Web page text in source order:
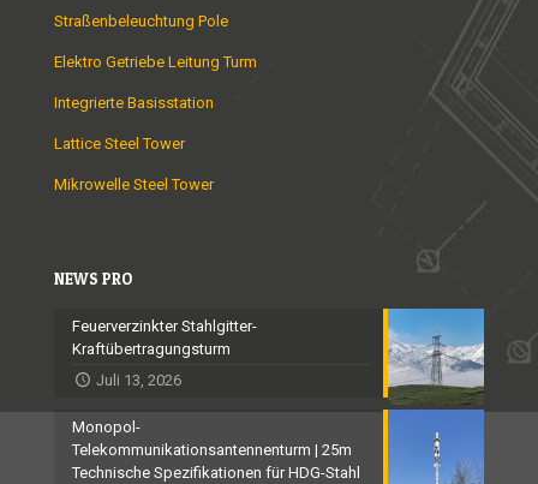
Straßenbeleuchtung Pole
Elektro Getriebe Leitung Turm
Integrierte Basisstation
Lattice Steel Tower
Mikrowelle Steel Tower
NEWS PRO
Feuerverzinkter Stahlgitter-
Kraftübertragungsturm
Juli 13, 2026
Monopol-
Telekommunikationsantennenturm | 25m
Technische Spezifikationen für HDG-Stahl